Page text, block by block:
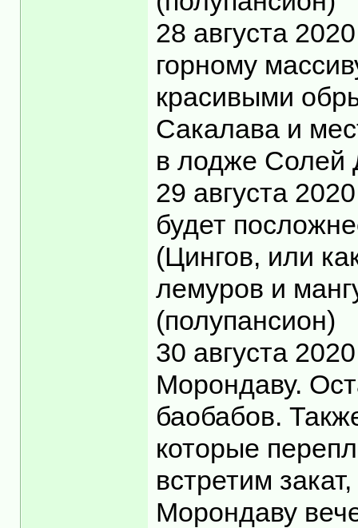
28 августа
горному
красивыми
Сакалава и
в лодже Солей
29 августа
будет
(Цингов, или
лемуров и
(полупансион)
30 августа
Морондаву.
баобабов.
которые
встретим
Морондаву